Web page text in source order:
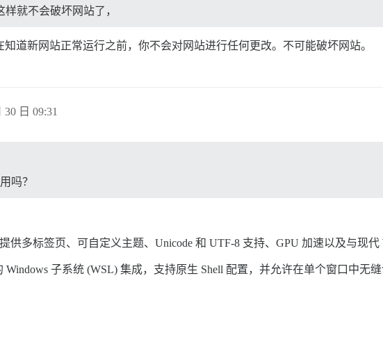
就不会破坏网站了，
道新网站正常运行之前，你不会对网站进行任何更改。不可能破坏网站。
30 日 09:31
吗？
供多标签页、可自定义主题、Unicode 和 UTF-8 支持、GPU 加速以及与现代
子系统 (WSL) 集成，支持原生 Shell 配置，并允许在单个窗口中无缝